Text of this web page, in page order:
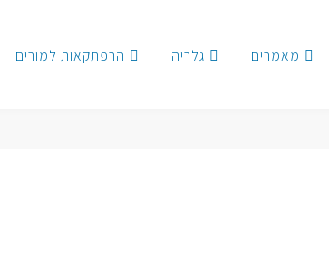
הרפתקאות למורים גלריה מאמרים